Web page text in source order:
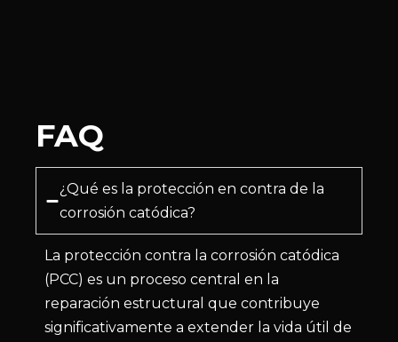
FAQ
¿Qué es la protección en contra de la
corrosión catódica?
La protección contra la corrosión catódica
(PCC) es un proceso central en la
reparación estructural que contribuye
significativamente a extender la vida útil de